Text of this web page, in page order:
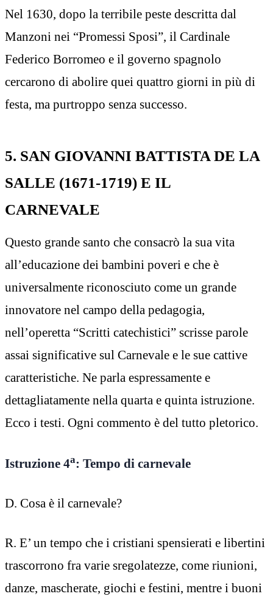
Nel 1630, dopo la terribile peste descritta dal
Manzoni nei “Promessi Sposi”, il Cardinale
Federico Borromeo e il governo spagnolo
cercarono di abolire quei quattro giorni in più di
festa, ma purtroppo senza successo.
5. SAN GIOVANNI BATTISTA DE LA
SALLE (1671-1719) E IL
CARNEVALE
Questo grande santo che consacrò la sua vita
all’educazione dei bambini poveri e che è
universalmente riconosciuto come un grande
innovatore nel campo della pedagogia,
nell’operetta “Scritti catechistici” scrisse parole
assai significative sul Carnevale e le sue cattive
caratteristiche. Ne parla espressamente e
dettagliatamente nella quarta e quinta istruzione.
Ecco i testi. Ogni commento è del tutto pletorico.
Istruzione 4a: Tempo di carnevale
D. Cosa è il carnevale?
R. E’ un tempo che i cristiani spensierati e libertini
trascorrono fra varie sregolatezze, come riunioni,
danze, mascherate, giochi e festini, mentre i buoni